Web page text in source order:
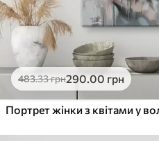
483.33грн290.00 грн